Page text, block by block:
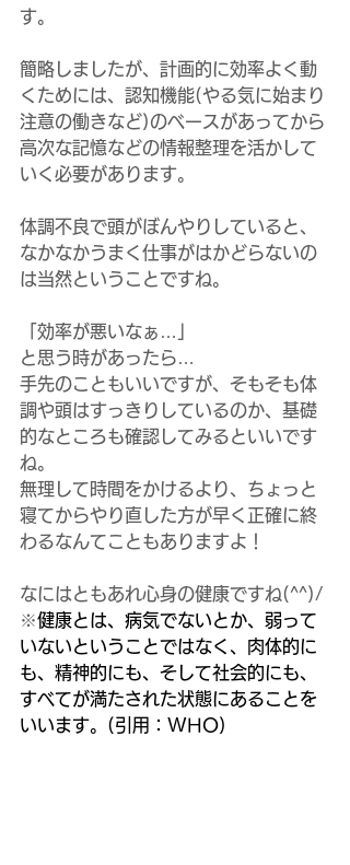
す。
簡略しましたが、計画的に効率よく動
くためには、認知機能(やる気に始まり
注意の働きなど)のベースがあってから
高次な記憶などの情報整理を活かして
いく必要があります。
体調不良で頭がぼんやりしていると、
なかなかうまく仕事がはかどらないの
は当然ということですね。
「効率が悪いなぁ…」
と思う時があったら…
手先のこともいいですが、そもそも体
調や頭はすっきりしているのか、基礎
的なところも確認してみるといいです
ね。
無理して時間をかけるより、ちょっと
寝てからやり直した方が早く正確に終
わるなんてこともありますよ！
なにはともあれ心身の健康ですね(^^)/
※健康とは、病気でないとか、弱って
いないということではなく、肉体的に
も、精神的にも、そして社会的にも、
すべてが満たされた状態にあることを
いいます。(引用：WHO)